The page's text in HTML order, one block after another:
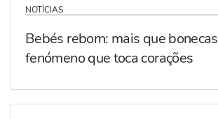
NOTÍCIAS
Bebés reborn: mais que
fenómeno que toca corações